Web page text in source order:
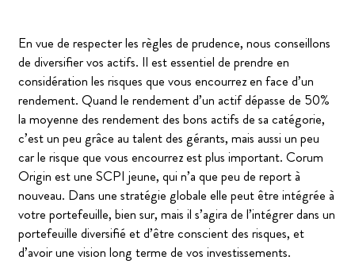
En vue de respecter les règles de prudence, nous conseillons
de diversifier vos actifs. Il est essentiel de prendre en
considération les risques que vous encourrez en face d’un
rendement. Quand le rendement d’un actif dépasse de 50%
la moyenne des rendement des bons actifs de sa catégorie,
c’est un peu grâce au talent des gérants, mais aussi un peu
car le risque que vous encourrez est plus important. Corum
Origin est une SCPI jeune, qui n’a que peu de report à
nouveau. Dans une stratégie globale elle peut être intégrée à
votre portefeuille, bien sur, mais il s’agira de l’intégrer dans un
portefeuille diversifié et d’être conscient des risques, et
d’avoir une vision long terme de vos investissements.